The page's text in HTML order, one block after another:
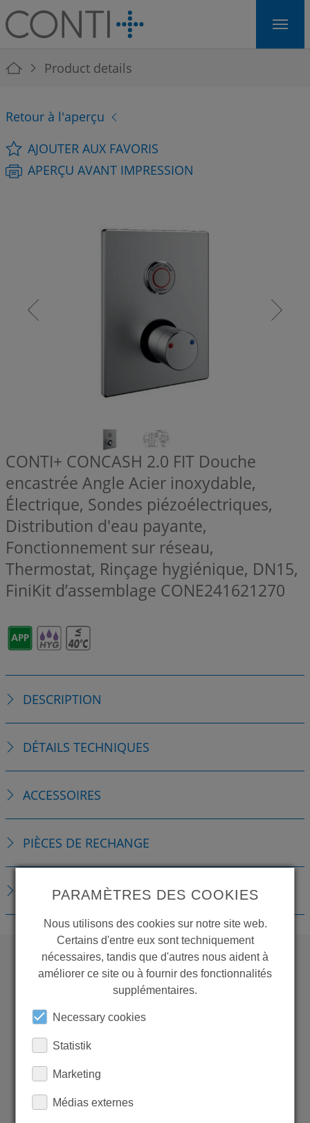
Skip to main navigation
Skip to main content
Skip to page footer
You are here:
Product details
Retour à l'aperçu
AJOUTER AUX FAVORIS
APERÇU AVANT IMPRESSION
CONTI+ CONCASH 2.0 FIT Douche
encastrée Angle Acier inoxydable,
Électrique, Sondes piézoélectriques,
Distribution d'eau payante,
Fonctionnement sur réseau,
Thermostat, Rinçage hygiénique, DN15,
FiniKit d’assemblage CONE241621270
DESCRIPTION
DÉTAILS TECHNIQUES
ACCESSOIRES
PIÈCES DE RECHANGE
TÉLÉCHARGEMENTS
WANT TO SEE
Back to overview
PARAMÈTRES DES COOKIES
Nous utilisons des cookies sur notre site web.
Certains d'entre eux sont techniquement
nécessaires, tandis que d'autres nous aident à
améliorer ce site ou à fournir des fonctionnalités
supplémentaires.
Necessary cookies
Statistik
Marketing
Médias externes